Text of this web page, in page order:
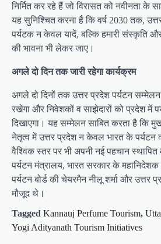
निर्मित कर रहे हैं जो विरासत को नवीनता के
यह सुनिश्चित करना है कि वर्ष 2030 तक,
पर्यटक न केवल यादें, बल्कि हमारी संस्कृति
की भावना भी लेकर जाए।
अगले दो दिन तक जारी रहेगा कार्यक्रम
अगले दो दिनों तक उत्तर प्रदेश पर्यटन
रखेगा और निवेशकों व साझेदारों को प्रदेश में
दिखाएगा। यह सम्मेलन साबित करता है कि
नेतृत्व में उत्तर प्रदेश न केवल भारत के पर्यटन
वैश्विक स्तर पर भी अपनी नई पहचान
पर्यटन मंत्रालय, भारत सरकार के महानिदेशक
पर्यटन बोर्ड की चेयरमैन नीलू शर्मा और उत्तर
मौजूद थे।
Tagged Kannauj Perfume Tourism,
Yogi Adityanath Tourism Initiatives